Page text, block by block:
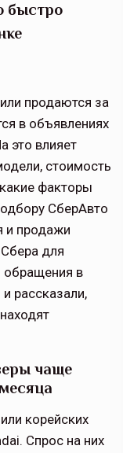
быстро
продаются за
в объявлениях
это влияет
стоимость
факторы
СберАвто
и продажи
для
обращения в
рассказали,
чаще
корейских
Спрос на них